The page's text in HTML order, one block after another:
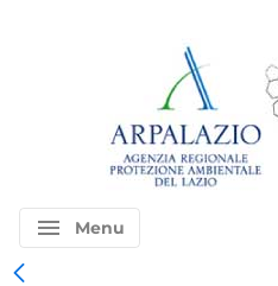
menu Menu